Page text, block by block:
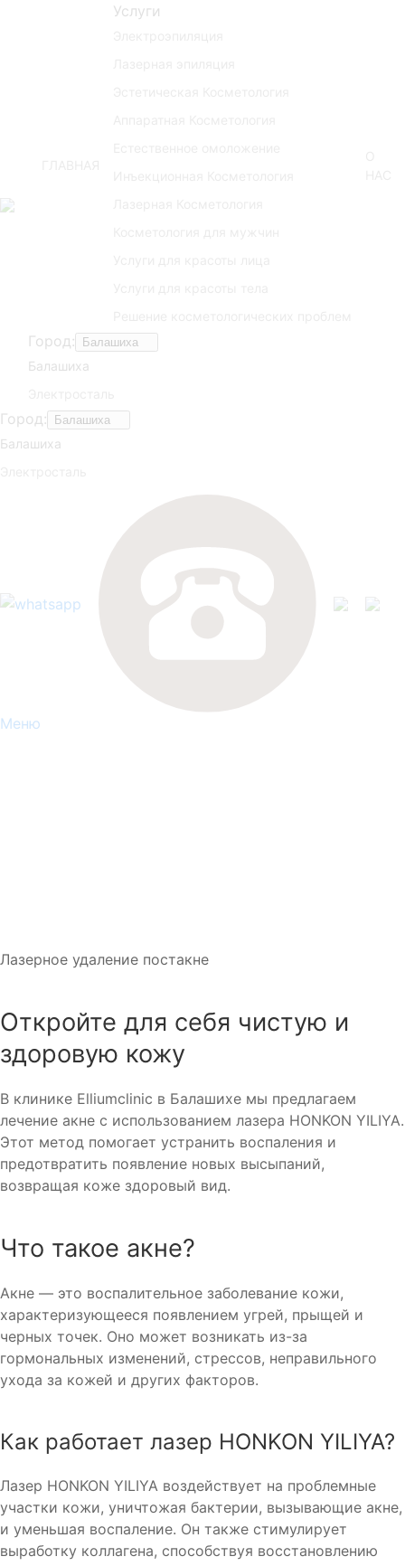
Услуги
Город: Балашиха
Балашиха
Город: Балашиха
Балашиха
Меню
Лазерное удаление постакне
Откройте для себя чистую и
здоровую кожу
В клинике Elliumclinic в Балашихе мы предлагаем
лечение акне с использованием лазера HONKON YILIYA.
Этот метод помогает устранить воспаления и
предотвратить появление новых высыпаний,
возвращая коже здоровый вид.
Что такое акне?
Акне — это воспалительное заболевание кожи,
характеризующееся появлением угрей, прыщей и
черных точек. Оно может возникать из-за
гормональных изменений, стрессов, неправильного
ухода за кожей и других факторов.
Как работает лазер HONKON YILIYA?
Лазер HONKON YILIYA воздействует на проблемные
участки кожи, уничтожая бактерии, вызывающие акне,
и уменьшая воспаление. Он также стимулирует
выработку коллагена, способствуя восстановлению